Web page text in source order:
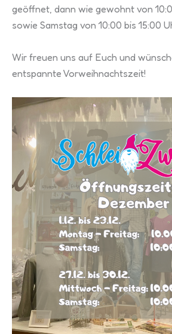
geöffnet, dann wie gewohnt von
sowie Samstag von 10:00 bis 15:00
Wir freuen uns auf Euch und
entspannte Vorweihnachtszeit!